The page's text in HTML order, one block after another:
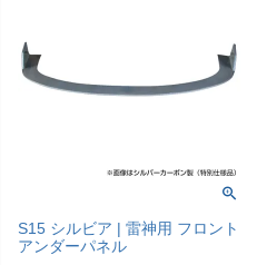
S15 シルビア | 雷神用 フロント
アンダーパネル